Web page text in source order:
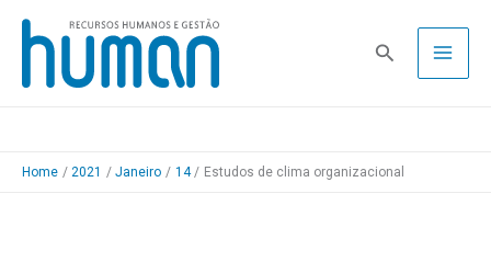
Skip
content
Pesquisa
Home 2021 Janeiro 14 Estudos de clima organizacional